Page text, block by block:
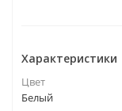
Характеристики
Цвет
Белый